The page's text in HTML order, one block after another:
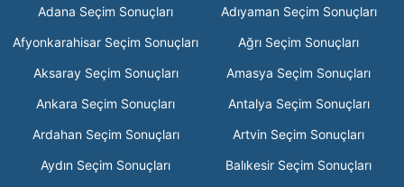
Adana Seçim Sonuçları
Adıyaman Seçim Sonuçları
Afyonkarahisar Seçim Sonuçları
Ağrı Seçim Sonuçları
Aksaray Seçim Sonuçları
Amasya Seçim Sonuçları
Ankara Seçim Sonuçları
Antalya Seçim Sonuçları
Ardahan Seçim Sonuçları
Artvin Seçim Sonuçları
Aydın Seçim Sonuçları
Balıkesir Seçim Sonuçları